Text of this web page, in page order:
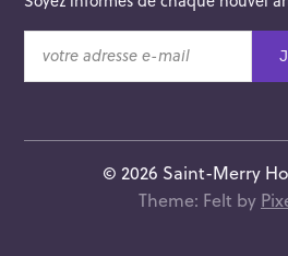
t
e
© 2026 Saint-Merry
Theme: Felt by